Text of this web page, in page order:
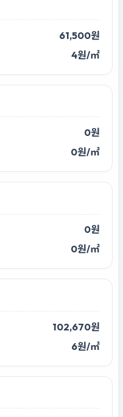
61,500원
4원/㎡
0원
0원/㎡
0원
0원/㎡
102,670원
6원/㎡